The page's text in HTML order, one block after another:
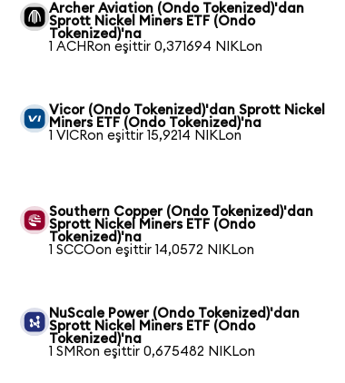
Archer Aviation (Ondo Tokenized)'dan
Sprott Nickel Miners ETF (Ondo
Tokenized)'na
1 ACHRon eşittir 0,371694 NIKLon
Vicor (Ondo Tokenized)'dan Sprott Nickel
Miners ETF (Ondo Tokenized)'na
1 VICRon eşittir 15,9214 NIKLon
Southern Copper (Ondo Tokenized)'dan
Sprott Nickel Miners ETF (Ondo
Tokenized)'na
1 SCCOon eşittir 14,0572 NIKLon
NuScale Power (Ondo Tokenized)'dan
Sprott Nickel Miners ETF (Ondo
Tokenized)'na
1 SMRon eşittir 0,675482 NIKLon